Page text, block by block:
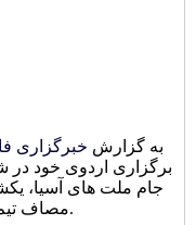
به گزارش خبرگزاری
برگزاری اردوی خود در
مصاف تیم ملی عراق خواهد رفت.